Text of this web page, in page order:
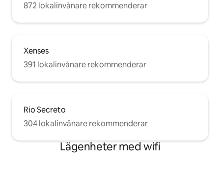
872 lokalinvånare rekommenderar
Xenses
391 lokalinvånare rekommenderar
Rio Secreto
304 lokalinvånare rekommenderar
Lägenheter med wifi